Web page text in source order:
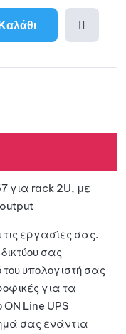
αγαπη
μένων
για rack 2U, με
τις εργασίες σας.
σας
υπολογιστή σας
για τα
Line UPS
σας ενάντια